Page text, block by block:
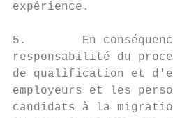
expérience.
5.        En
responsabilité du
de qualification et
employeurs et les
candidats à la